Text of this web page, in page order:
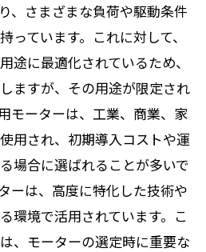
がもたらすモーターの進
用できる汎用モーターの
モーターの共通点と相違
利便性と柔軟性
躍するモーターの応用例
ーター利用の最先端技術
、さまざまな負荷や駆動条件
っています。これに対して、
途に最適化されているため、
ますが、その用途が限定され
モーターは、工業、商業、家
用され、初期導入コストや運
場合に選ばれることが多いで
ーは、高度に特化した技術や
環境で活用されています。こ
、モーターの選定時に重要な